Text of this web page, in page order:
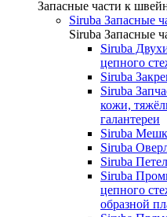
Запасные части к
Siruba Запасные
Siruba Запасные
Siruba
цепного
Siruba
Siruba
кожи,
галантереи
Siruba
Siruba
Siruba
Siruba
цепного
образной